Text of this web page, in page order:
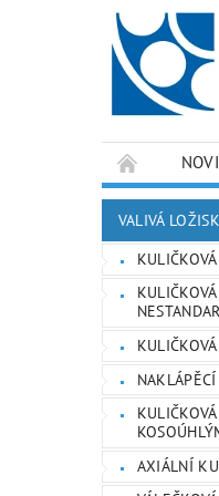
PODMÍNKY
VALIVÁ
AXIÁLNÍ